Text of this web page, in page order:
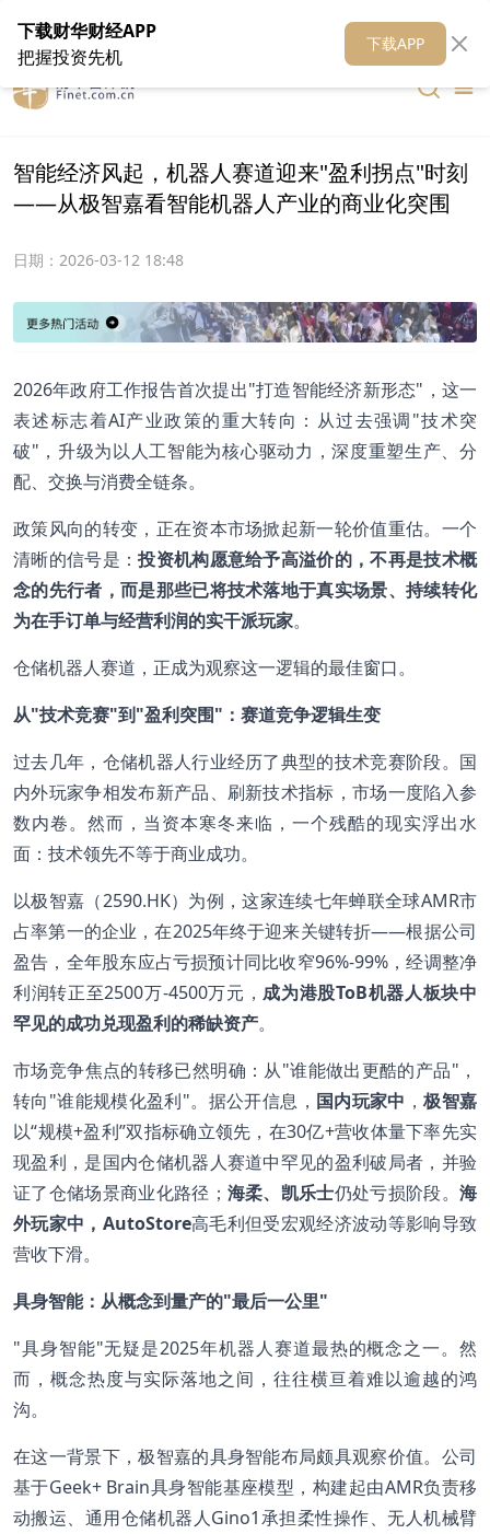
在线客服 关于我们 财华媒体矩阵 财华智库
智能经济风起，机器人赛道迎来"盈利拐点"时刻
——从极智嘉看智能机器人产业的商业化突围
日期： 2026-03-12 18:48
2026年政府工作报告首次提出"打造智能经济新形态"，这一
表述标志着AI产业政策的重大转向：从过去强调"技术突
破"，升级为以人工智能为核心驱动力，深度重塑生产、分
配、交换与消费全链条。
政策风向的转变，正在资本市场掀起新一轮价值重估。一个
清晰的信号是：投资机构愿意给予高溢价的，不再是技术概
念的先行者，而是那些已将技术落地于真实场景、持续转化
为在手订单与经营利润的实干派玩家。
仓储机器人赛道，正成为观察这一逻辑的最佳窗口。
从"技术竞赛"到"盈利突围"：赛道竞争逻辑生变
过去几年，仓储机器人行业经历了典型的技术竞赛阶段。国
内外玩家争相发布新产品、刷新技术指标，市场一度陷入参
数内卷。然而，当资本寒冬来临，一个残酷的现实浮出水
面：技术领先不等于商业成功。
以极智嘉（2590.HK）为例，这家连续七年蝉联全球AMR市
占率第一的企业，在2025年终于迎来关键转折——根据公司
盈告，全年股东应占亏损预计同比收窄96%-99%，经调整净
利润转正至2500万-4500万元， 成为港股ToB机器人板块中
罕见的成功兑现盈利的稀缺资产。
市场竞争焦点的转移已然明确：从"谁能做出更酷的产品"，
转向"谁能规模化盈利"。据公开信息， 国内玩家中 ，极智嘉
以“规模+盈利”双指标确立领先，在30亿+营收体量下率先实
现盈利，是国内仓储机器人赛道中罕见的盈利破局者，并验
证了仓储场景商业化路径； 海柔、凯乐士仍处亏损阶段。海
外玩家中，AutoStore高毛利但受宏观经济波动等影响导致
营收下滑。
具身智能：从概念到量产的"最后一公里"
"具身智能"无疑是2025年机器人赛道最热的概念之一。然
而，概念热度与实际落地之间，往往横亘着难以逾越的鸿
沟。
在这一背景下，极智嘉的具身智能布局颇具观察价值。公司
基于Geek+ Brain具身智能基座模型，构建起由AMR负责移
动搬运、通用仓储机器人Gino1承担柔性操作、无人机械臂
下载财华财经APP
把握投资先机
下载APP